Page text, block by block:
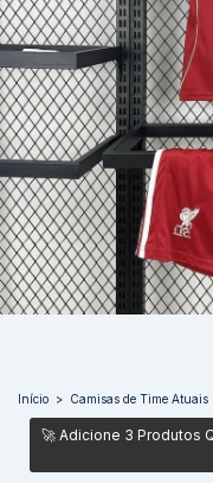
Início > Camisas de Time Atuais